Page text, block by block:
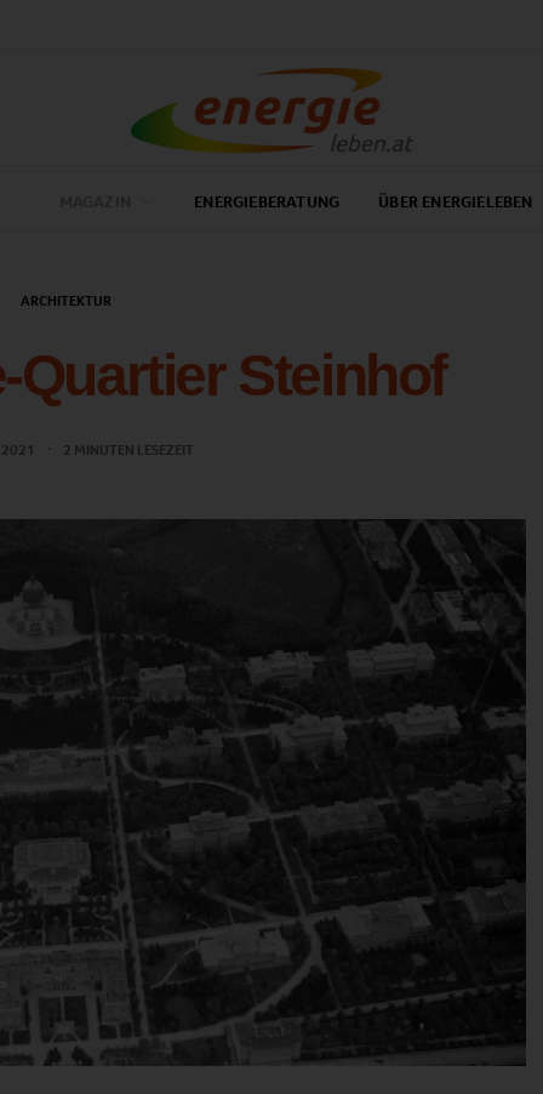
ENERGIEBERATUNG ÜBER ENERGIELEBEN
ARCHITEKTUR
Quartier Steinhof
2 MINUTEN LESEZEIT